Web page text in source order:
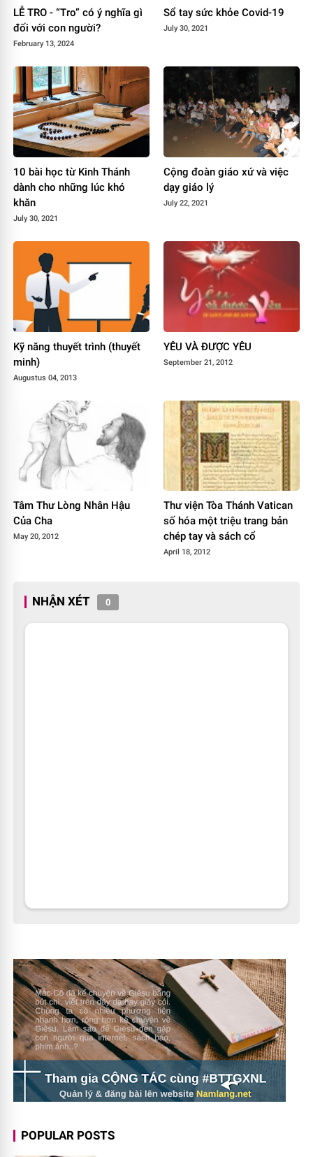
LỄ TRO - “Tro” có ý nghĩa gì
đối với con người?
February 13, 2024
Sổ tay sức khỏe Covid-19
July 30, 2021
10 bài học từ Kinh Thánh
dành cho những lúc khó
khăn
July 30, 2021
Cộng đoàn giáo xứ và việc
dạy giáo lý
July 22, 2021
Kỹ năng thuyết trình (thuyết
minh)
Augustus 04, 2013
YÊU VÀ ĐƯỢC YÊU
September 21, 2012
Tâm Thư Lòng Nhân Hậu
Của Cha
May 20, 2012
Thư viện Tòa Thánh Vatican
số hóa một triệu trang bản
chép tay và sách cổ
April 18, 2012
NHẬN XÉT 0
POPULAR POSTS